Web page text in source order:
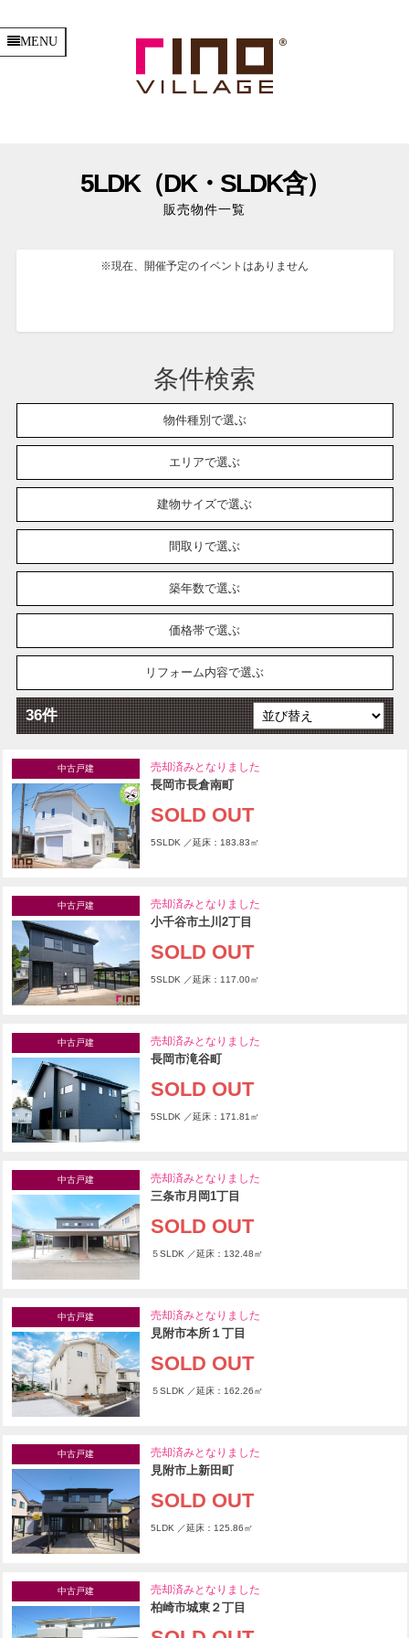
MENU
5LDK（DK・SLDK含）
販売物件一覧
※現在、開催予定のイベントはありません
条件検索
物件種別で選ぶ
エリアで選ぶ
建物サイズで選ぶ
間取りで選ぶ
築年数で選ぶ
価格帯で選ぶ
リフォーム内容で選ぶ
36件
中古戸建 売却済みとなりました
長岡市長倉南町
SOLD OUT
5SLDK ／延床：183.83㎡
中古戸建 売却済みとなりました
小千谷市土川2丁目
SOLD OUT
5SLDK ／延床：117.00㎡
中古戸建 売却済みとなりました
長岡市滝谷町
SOLD OUT
5SLDK ／延床：171.81㎡
中古戸建 売却済みとなりました
三条市月岡1丁目
SOLD OUT
５SLDK ／延床：132.48㎡
中古戸建 売却済みとなりました
見附市本所１丁目
SOLD OUT
５SLDK ／延床：162.26㎡
中古戸建 売却済みとなりました
見附市上新田町
SOLD OUT
5LDK ／延床：125.86㎡
中古戸建 売却済みとなりました
柏崎市城東２丁目